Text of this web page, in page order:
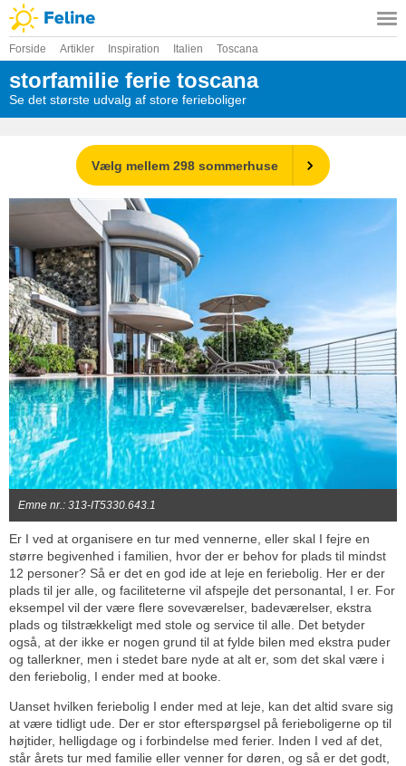
Forside Artikler Inspiration Italien Toscana
storfamilie ferie toscana
Se det største udvalg af store ferieboliger
Vælg mellem 298 sommerhuse
Emne nr.: 313-IT5330.643.1
Er I ved at organisere en tur med vennerne, eller skal I fejre en
større begivenhed i familien, hvor der er behov for plads til mindst
12 personer? Så er det en god ide at leje en feriebolig. Her er der
plads til jer alle, og faciliteterne vil afspejle det personantal, I er. For
eksempel vil der være flere soveværelser, badeværelser, ekstra
plads og tilstrækkeligt med stole og service til alle. Det betyder
også, at der ikke er nogen grund til at fylde bilen med ekstra puder
og tallerkner, men i stedet bare nyde at alt er, som det skal være i
den feriebolig, I ender med at booke.
Uanset hvilken feriebolig I ender med at leje, kan det altid svare sig
at være tidligt ude. Der er stor efterspørgsel på ferieboligerne op til
højtider, helligdage og i forbindelse med ferier. Inden I ved af det,
står årets tur med familie eller venner for døren, og så er det godt,